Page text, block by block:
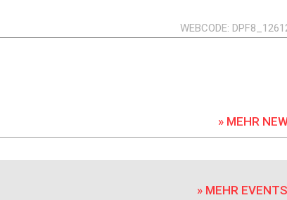
WEBCODE
» MEHR
» MEHR EVENTS